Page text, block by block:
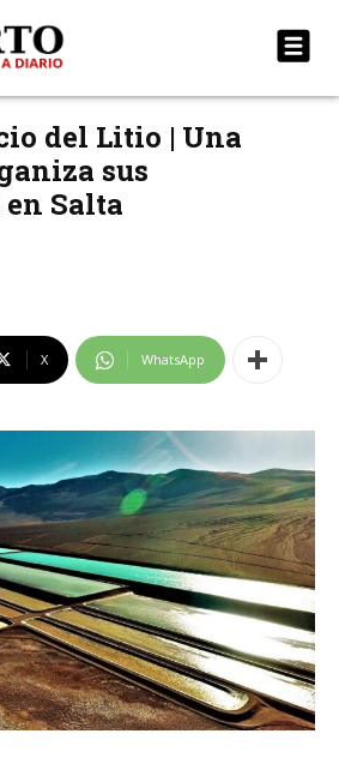
del Litio | Una
sus
Salta
X WhatsApp